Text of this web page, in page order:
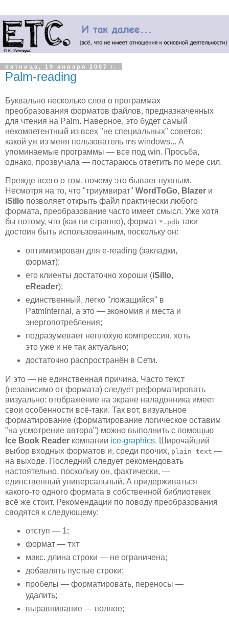
пятница, 19 января 2007 г.
Palm-reading
Буквально несколько слов о программах
преобразования форматов файлов, предназначенных
для чтения на Palm. Наверное, это будет самый
некомпетентный из всех "не специальных" советов:
какой уж из меня пользователь ms windows... А
упоминаемые программы — все под win. Просьба,
однако, прозвучала — постараюсь ответить по мере сил.
Прежде всего о том, почему это бывает нужным.
Несмотря на то, что "триумвират" WordToGo, Blazer и
iSillo позволяет открыть файл практически любого
формата, преобразование часто имеет смысл. Уже хотя
бы потому, что (как ни странно), формат *.pdb таки
достоин быть использованным, поскольку он:
оптимизирован для e-reading (закладки,
формат);
его клиенты достаточно хороши (iSillo,
eReader);
единственный, легко "ложащийся" в
PatmInternal, а это — экономия и места и
энергопотребления;
подразумевает неплохую компрессия, хоть
это уже и не так актуально;
достаточно распространён в Сети.
И это — не единственная причина. Часто текст
(независимо от формата) следует реформатировать
визуально: отображение на экране наладонника имеет
свои особенности всё-таки. Так вот, визуальное
форматирование (форматирование логическое оставим
"на усмотрение автора") можно выполнить с помощью
Ice Book Reader компании ice-graphics. Широчайший
выбор входных форматов и, среди прочих, plain text —
на выходе. Последний следует рекомендовать
настоятельно, поскольку он, фактически, —
единственный универсальный. А придерживаться
какого-то одного формата в собственной библиотекек
всё же стоит. Рекомендации по поводу преобразования
сводятся к следующему:
отступ — 1;
формат — TXT
макс. длина строки — не ограничена;
добавлять пустые строки;
пробелы — форматировать, переносы —
удалить;
выравнивание — полное;